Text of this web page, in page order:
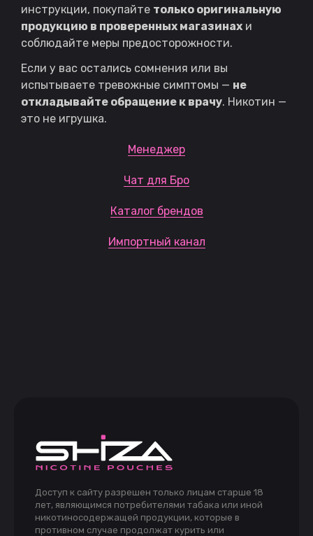
инструкции, покупайте только оригинальную
продукцию в проверенных магазинах и
соблюдайте меры предосторожности.
Если у вас остались сомнения или вы
испытываете тревожные симптомы — не
откладывайте обращение к врачу. Никотин —
это не игрушка.
Менеджер
Чат для Бро
Каталог брендов
Импортный канал
Доступ к сайту разрешен только лицам старше 18
лет, являющимся потребителями табака или иной
никотиносодержащей продукции, которые в
противном случае продолжат курить или